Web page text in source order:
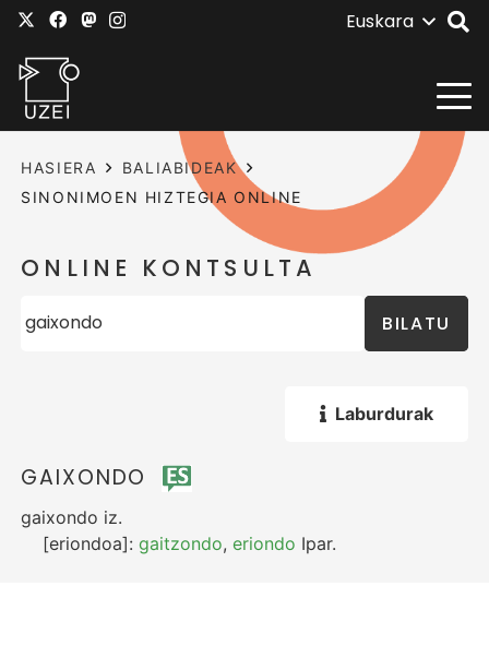
Euskara
HASIERA
BALIABIDEAK
SINONIMOEN HIZTEGIA ONLINE
ONLINE KONTSULTA
BILATU
Laburdurak
GAIXONDO
gaixondo iz.
[eriondoa]:gaitzondo,eriondo Ipar.